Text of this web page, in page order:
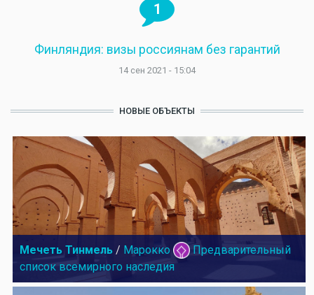
1
Финляндия: визы россиянам без гарантий
14 сен 2021 - 15:04
НОВЫЕ ОБЪЕКТЫ
Мечеть Тинмель / Марокко
Предварительный
список всемирного наследия